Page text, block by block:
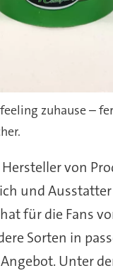
zuhause –
Hersteller von
und
für die Fans
Sorten in
Unter